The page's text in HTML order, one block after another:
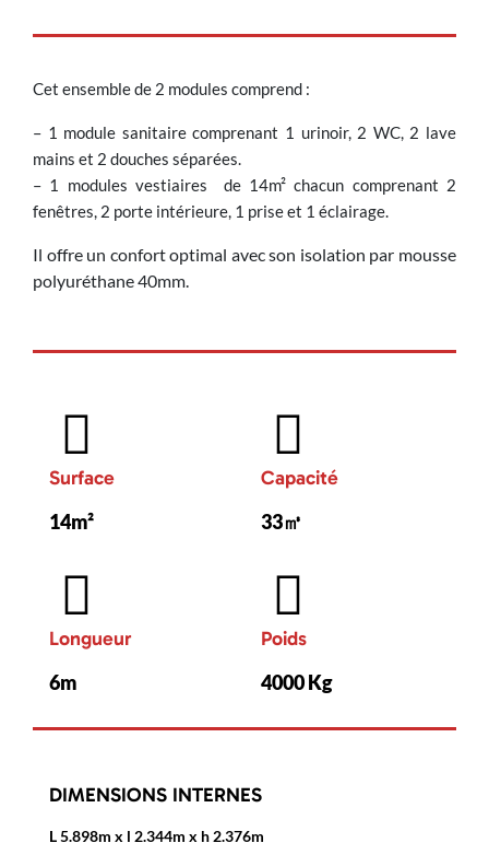
Cet ensemble de 2 modules comprend :
– 1 module sanitaire comprenant 1 urinoir, 2 WC, 2 lave
mains et 2 douches séparées.
– 1 modules vestiaires de 14m² chacun comprenant 2
fenêtres, 2 porte intérieure, 1 prise et 1 éclairage.
Il offre un confort optimal avec son isolation par mousse
polyuréthane 40mm.
Surface
14m²
Capacité
33㎥
Longueur
6m
Poids
4000 Kg
DIMENSIONS INTERNES
L 5.898m x l 2.344m x h 2.376m